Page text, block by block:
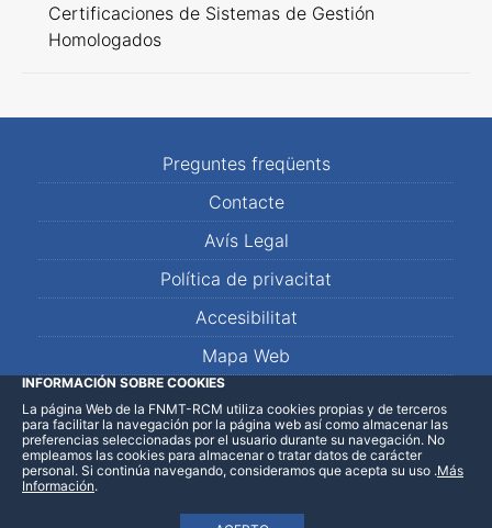
Certificaciones de Sistemas de Gestión
Homologados
Preguntes freqüents
Contacte
Avís Legal
Política de privacitat
Accesibilitat
Mapa Web
LinkedInFacebookWhatsApp
INFORMACIÓN SOBRE COOKIES
La página Web de la FNMT-RCM utiliza cookies propias y de terceros
para facilitar la navegación por la página web así como almacenar las
preferencias seleccionadas por el usuario durante su navegación. No
empleamos las cookies para almacenar o tratar datos de carácter
personal. Si continúa navegando, consideramos que acepta su uso .Más
Información.